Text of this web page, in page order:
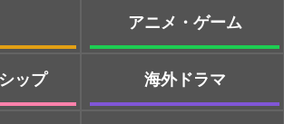
ップ
アニメ・ゲーム
海外ドラマ